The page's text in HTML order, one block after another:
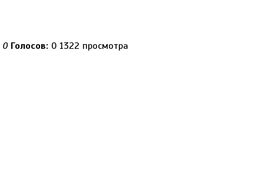
0 Голосов: 0 1322 просмотра